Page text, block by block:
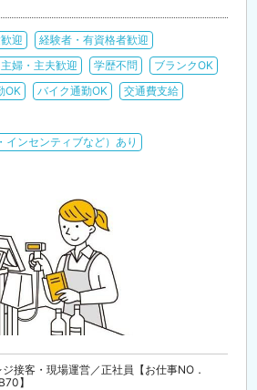
迎
経験者・有資格者歓迎
主婦・主夫歓迎 学歴不問
ブランクOK
OK バイク通勤OK
交通費支給
インセンティブなど）あり
ジ接客・現場運営／正社員【お仕事NO．
】